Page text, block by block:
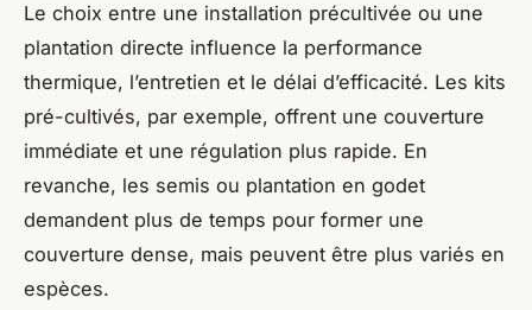
Le choix entre une installation précultivée ou une
plantation directe influence la performance
thermique, l’entretien et le délai d’efficacité. Les kits
pré-cultivés, par exemple, offrent une couverture
immédiate et une régulation plus rapide. En
revanche, les semis ou plantation en godet
demandent plus de temps pour former une
couverture dense, mais peuvent être plus variés en
espèces.